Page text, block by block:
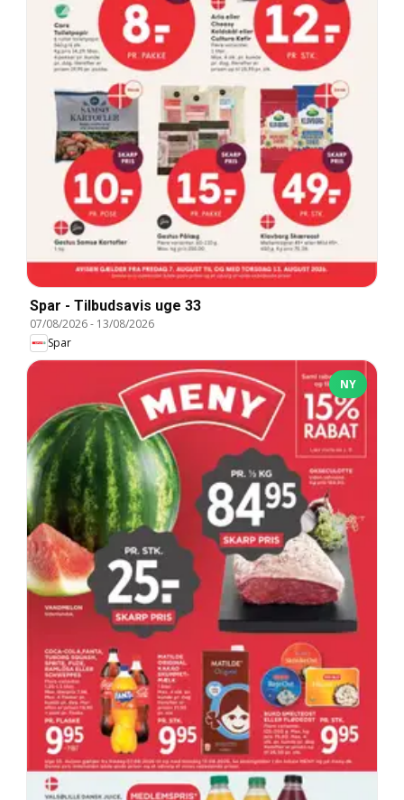
Spar - Tilbudsavis uge 33
07/08/2026- 13/08/2026
Spar
NY